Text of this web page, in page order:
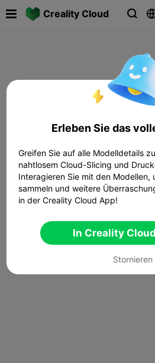
Creality Cloud 
Erleben Sie das
Greifen Sie auf alle Modelldetails
nahtlosem Cloud-Slicing und
Interagieren Sie mit den Modellen,
sammeln und weitere
in der Creality Cloud App!
In Creality
Stornieren